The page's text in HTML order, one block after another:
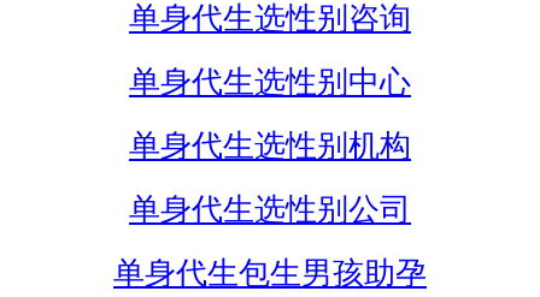
单身代生选性别咨询
单身代生选性别中心
单身代生选性别机构
单身代生选性别公司
单身代生包生男孩助孕